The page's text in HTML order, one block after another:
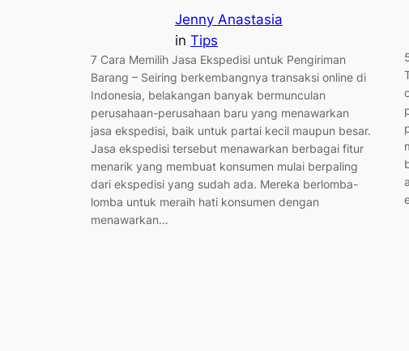
Jenny Anastasia
in Tips
7 Cara Memilih Jasa Ekspedisi untuk Pengiriman
Barang – Seiring berkembangnya transaksi online di
Indonesia, belakangan banyak bermunculan
perusahaan-perusahaan baru yang menawarkan
jasa ekspedisi, baik untuk partai kecil maupun besar.
Jasa ekspedisi tersebut menawarkan berbagai fitur
menarik yang membuat konsumen mulai berpaling
dari ekspedisi yang sudah ada. Mereka berlomba-
lomba untuk meraih hati konsumen dengan
menawarkan…